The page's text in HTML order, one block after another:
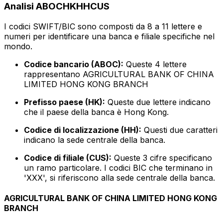
Analisi ABOCHKHHCUS
I codici SWIFT/BIC sono composti da 8 a 11 lettere e
numeri per identificare una banca e filiale specifiche nel
mondo.
Codice bancario (ABOC): Queste 4 lettere
rappresentano AGRICULTURAL BANK OF CHINA
LIMITED HONG KONG BRANCH
Prefisso paese (HK): Queste due lettere indicano
che il paese della banca è Hong Kong.
Codice di localizzazione (HH): Questi due caratteri
indicano la sede centrale della banca.
Codice di filiale (CUS): Queste 3 cifre specificano
un ramo particolare. I codici BIC che terminano in
'XXX', si riferiscono alla sede centrale della banca.
AGRICULTURAL BANK OF CHINA LIMITED HONG KONG
BRANCH